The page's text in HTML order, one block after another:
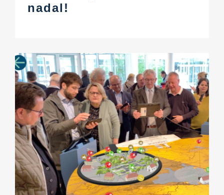
nadal!